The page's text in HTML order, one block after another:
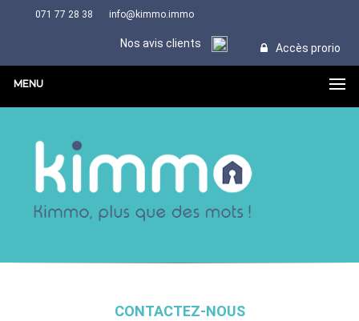
071 77 28 38 info@kimmo.immo
Nos avis clients Accès prorio
MENU
CONTACTEZ-NOUS